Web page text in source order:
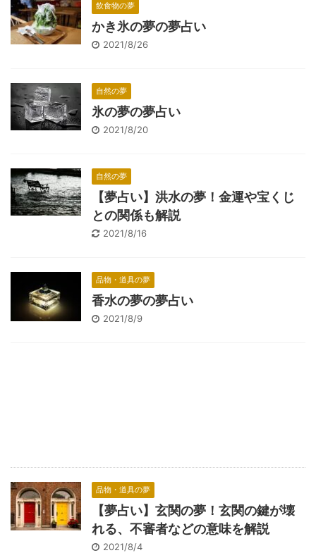
飲食物の夢
かき氷の夢の夢占い
2021/8/26
自然の夢
氷の夢の夢占い
2021/8/20
自然の夢
【夢占い】洪水の夢！金運や宝くじ
との関係も解説
2021/8/16
品物・道具の夢
香水の夢の夢占い
2021/8/9
品物・道具の夢
【夢占い】玄関の夢！玄関の鍵が壊
れる、不審者などの意味を解説
2021/8/4